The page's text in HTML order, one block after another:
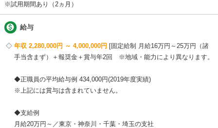
※試用期間あり（2ヵ月）
 給与
年収 2,280,000円 ～ 4,000,000円
固定給制 月給16万円～25万円（諸
手当含まず）＋報奨金＋賞与年2回 ※地域・能力により異なります。
◆正職員の平均給与例 434,000円(2019年度実績)
※上記には賞与は含まれていません。
◆支給例
月給20万円～／東京・神奈川・千葉・埼玉の支社